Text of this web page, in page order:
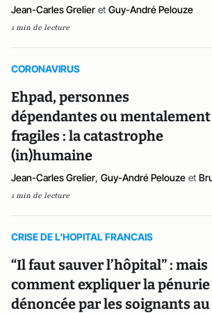
Jean-Carles Grelier et Guy-André Pelouze
1 min de lecture
CORONAVIRUS
Ehpad, personnes
dépendantes ou mentalement
fragiles : la catastrophe
(in)humaine
Jean-Carles Grelier, Guy-André Pelouze et
1 min de lecture
CRISE DE L'HOPITAL FRANCAIS
“Il faut sauver l’hôpital” : mais
comment expliquer la pénurie
dénoncée par les soignants au